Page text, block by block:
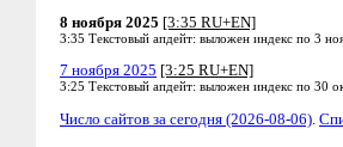
8 ноября 2025 [3:35 RU+EN]
3:35 Текстовый апдейт: выложен индекс по 3
7 ноября 2025 [3:25 RU+EN]
3:25 Текстовый апдейт: выложен индекс по 30
Число сайтов за сегодня (2026-08-06)